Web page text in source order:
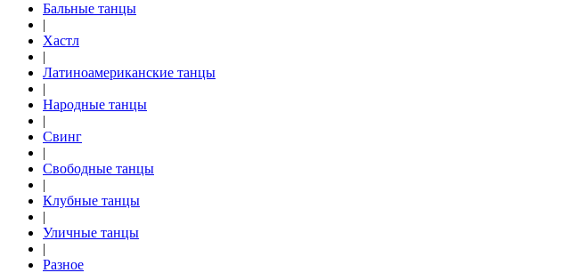
Бальные танцы
|
Хастл
|
Латиноамериканские танцы
|
Народные танцы
|
Свинг
|
Свободные танцы
|
Клубные танцы
|
Уличные танцы
|
Разное